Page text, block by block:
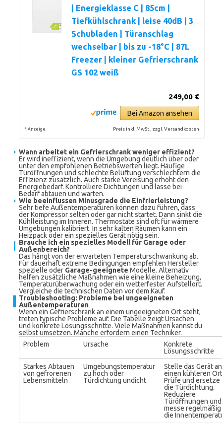
| Energieklasse C | 85cm |
Tiefkühlschrank | leise 40dB | 3
Schubladen | Türanschlag
wechselbar | bis zu -18°C | 87L
Freezer | kleiner Gefrierschrank
GS 102 weiß
249,00 €
Bei Amazon ansehen
* Anzeige Preis inkl. MwSt., zzgl. Versandkosten
Wann arbeitet ein Gefrierschrank weniger effizient?
Er wird ineffizient, wenn die Umgebung deutlich über oder
unter den empfohlenen Betriebswerten liegt. Häufige
Türöffnungen und schlechte Belüftung verschlechtern die
Effizienz zusätzlich. Auch starke Vereisung erhöht den
Energiebedarf. Kontrolliere Dichtungen und lasse bei
Bedarf abtauen und warten.
Wie beeinflussen Minusgrade die Einfrierleistung?
Sehr tiefe Außentemperaturen können dazu führen, dass
der Kompressor selten oder gar nicht startet. Dann sinkt die
Kühlleistung im Inneren. Thermostate sind oft für wärmere
Umgebungen kalibriert. In sehr kalten Räumen kann ein
Heizpack oder ein spezielles Gerät nötig sein.
Brauche ich ein spezielles Modell für Garage oder
Außenbereich?
Das hängt von der erwarteten Temperaturschwankung ab.
Für dauerhaft extreme Bedingungen empfehlen Hersteller
spezielle oder Garage-geeignete Modelle. Alternativ
helfen zusätzliche Maßnahmen wie eine kleine Beheizung,
Temperaturüberwachung oder ein wetterfester Aufstellort.
Vergleiche die technischen Daten vor dem Kauf.
Troubleshooting: Probleme bei ungeeigneten
Außentemperaturen
Wenn ein Gefrierschrank an einem ungeeigneten Ort steht,
treten typische Probleme auf. Die Tabelle zeigt Ursachen
und konkrete Lösungsschritte. Viele Maßnahmen kannst du
selbst umsetzen. Manche erfordern einen Techniker.
Problem
Ursache
Konkrete
Lösungsschritte
Starkes Abtauen
von gefrorenen
Lebensmitteln
Umgebungstemperatur
zu hoch oder
Türdichtung undicht.
Stelle das Gerät an
einen kühleren
Prüfe und ersetze
die Türdichtung.
Reduziere
Türöffnungen und
messe regelmäßig
die